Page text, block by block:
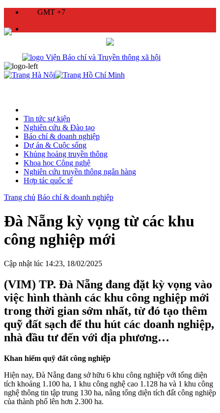
GMT +7
Tin tức sự kiện
Nghiên cứu & Đào tạo
Báo chí & doanh nghiệp
Dự án & Cuộc sống
Khủng hoảng truyền thông
Khoa học Công nghệ
Nghiên cứu truyền thông ngân hàng
Hợp tác quốc tế
Trang chủ Báo chí & doanh nghiệp
Đà Nẵng kỳ vọng từ các khu
công nghiệp mới
Cập nhật lúc 14:23, 18/02/2025
(VIM) TP. Đà Nẵng đang đặt kỳ vọng vào
việc hình thành các khu công nghiệp mới
trong thời gian sớm nhất, từ đó tạo thêm
quỹ đất sạch để thu hút các doanh nghiệp,
nhà đầu tư đến với địa phương…
Khan hiếm quỹ đất công nghiệp
Hiện nay, Đà Nẵng đang sở hữu 6 khu công nghiệp với tổng diện
tích khoảng 1.100 ha, 1 khu công nghệ cao 1.128 ha và 1 khu công
nghệ thông tin tập trung 130 ha, nâng tổng diện tích đất công nghiệp
của thành phố lên hơn 2.300 ha.